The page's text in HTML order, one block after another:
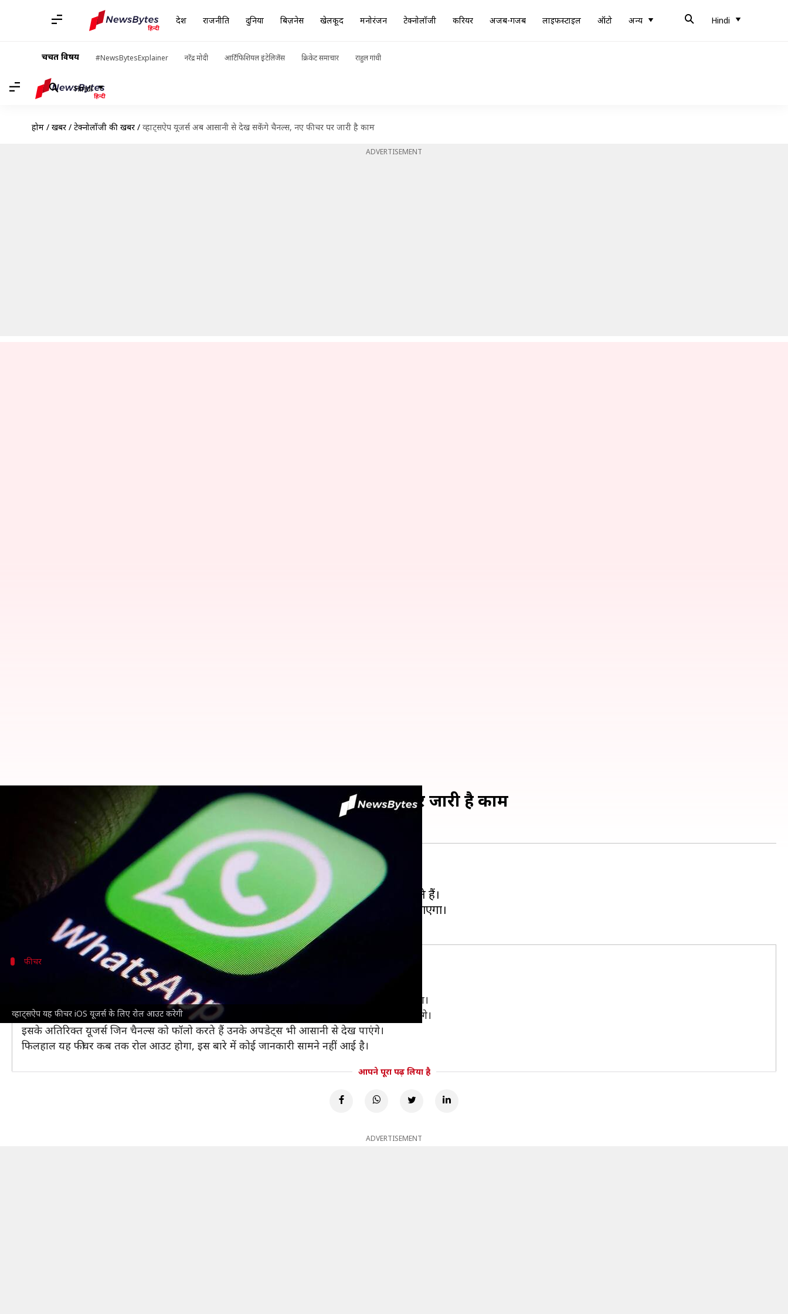
देश राजनीति दुनिया बिज़नेस खेलकूद मनोरंजन टेक्नोलॉजी करियर अजब-गजब लाइफस्टाइल ऑटो अन्य Hindi
चर्चित विषय #NewsBytesExplainer नरेंद्र मोदी आर्टिफिशियल इंटेलिजेंस क्रिकेट समाचार राहुल गांधी
Hindi
होम / खबरें / टेक्नोलॉजी की खबरें / व्हाट्सऐप यूजर्स अब आसानी से देख सकेंगे चैनल्स, नए फीचर पर जारी है काम
ADVERTISEMENT
व्हाट्सऐप यह फीचर iOS यूजर्स के लिए रोल आउट करेगी
व्हाट्सऐप यूजर्स अब आसानी से देख सकेंगे चैनल्स, नए फीचर पर जारी है काम
May 08, 2023 03:13 pm
व्हाट्सऐपअपने यूजर्स के लिए इन दिनों चैनल्स लिस्ट नामक एक नए फीचर पर काम कर रही है।
इस फीचर की मदद से यूजर्स आसानी से उन चैनल्स को एक लिस्ट में देख सकेंगे, जिन्हें वे फॉलो करते हैं।
यह फीचर एक तरह से ऐप के इंटरफेस में बदलाव होगा, जिसमें स्टेटस टैब में चैनल लिस्ट को जोड़ा जाएगा।
कंपनी भविष्य के अपडेट में इस फीचर को अपने सभीiOS
फीचर
मददगार साबित होगा यह फीचर
व्हाट्सऐप के iOS ऐप पर आने वाला आगामी चैनल्स लिस्ट फीचर यूजर्स के लिए काफी मददगार साबित होगा।
चैनल्स लिस्ट आसानी से देख पाने से यूजर्स कम उपयोग होने वाले चैनल्स को आसानी से अनफॉलो कर सकेंगे।
इसके अतिरिक्त यूजर्स जिन चैनल्स को फॉलो करते हैं उनके अपडेट्स भी आसानी से देख पाएंगे।
फिलहाल यह फीचर कब तक रोल आउट होगा, इस बारे में कोई जानकारी सामने नहीं आई है।
आपने पूरा पढ़ लिया है
ADVERTISEMENT